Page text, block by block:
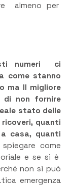
almeno per
numeri ci
come stanno
ma Il migliore
di non fornire
stato delle
quanti
casa, quanti
spiegare come
e se si è
non si può
emergenza